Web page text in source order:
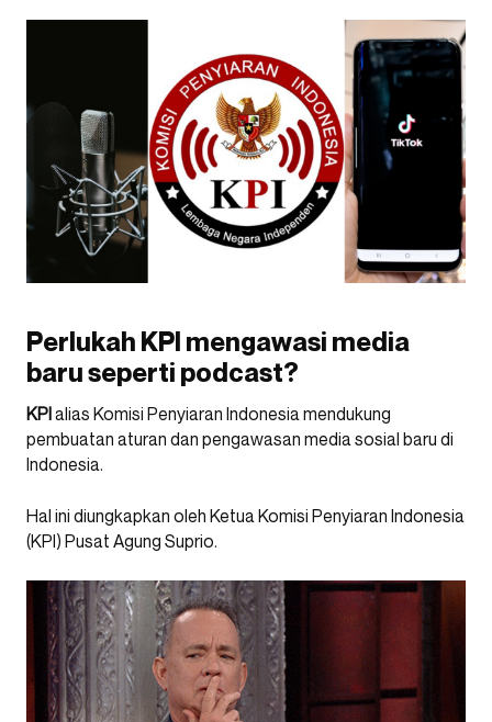
Perlukah KPI mengawasi media
baru seperti podcast?
KPIalias Komisi Penyiaran Indonesia mendukung
pembuatan aturan dan pengawasan media sosial baru di
Indonesia.
Hal ini diungkapkan oleh Ketua Komisi Penyiaran Indonesia
(KPI) Pusat Agung Suprio.